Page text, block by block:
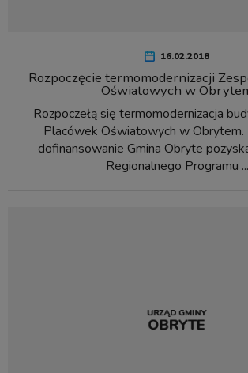
16.02.2018
Rozpoczęcie termomodernizacji
Oświatowych w
Rozpoczełą się termomodernizacja
Placówek Oświatowych w
dofinansowanie Gmina Obryte
Regionalnego Programu ...